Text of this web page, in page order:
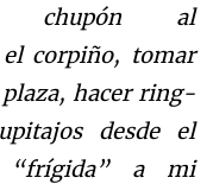
chupón al
corpiño, tomar
hacer ring-
desde el
“frígida”ami